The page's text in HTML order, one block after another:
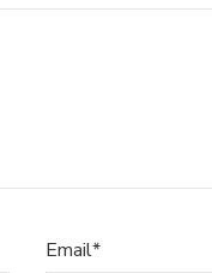
Email*